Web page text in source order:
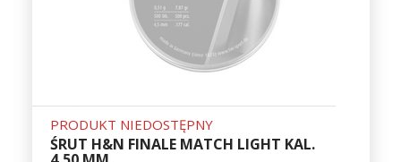
PRODUKT NIEDOSTĘPNY
ŚRUT H&N FINALE MATCH LIGHT KAL.